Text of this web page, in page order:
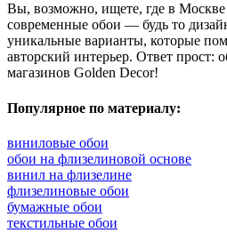
Вы, возможно, ищете, где в Москве
современные обои — будь то
уникальные варианты, которые
авторский интерьер. Ответ прост:
магазинов Golden Decor!
Популярное по материалу:
виниловые обои
обои на флизелиновой основе
винил на флизелине
флизелиновые обои
бумажные обои
текстильные обои